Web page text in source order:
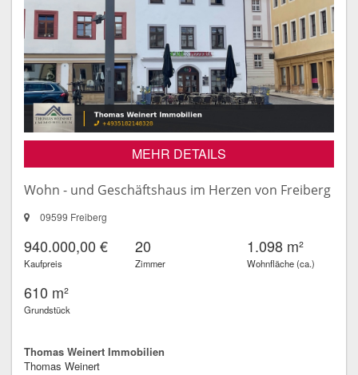
MEHR DETAILS
Wohn - und Geschäftshaus im Herzen von Freiberg
09599 Freiberg
940.000,00 €
Kaufpreis
20
Zimmer
1.098 m²
Wohnfläche (ca.)
610 m²
Grundstück
Thomas Weinert Immobilien
Thomas Weinert